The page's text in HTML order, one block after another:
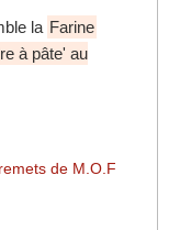
la Farine
à pâte' au